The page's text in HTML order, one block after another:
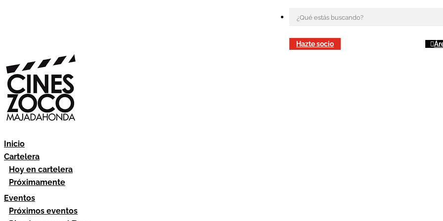
Hazte socio
Inicio
Cartelera
Hoy en cartelera
Próximamente
Eventos
Próximos eventos